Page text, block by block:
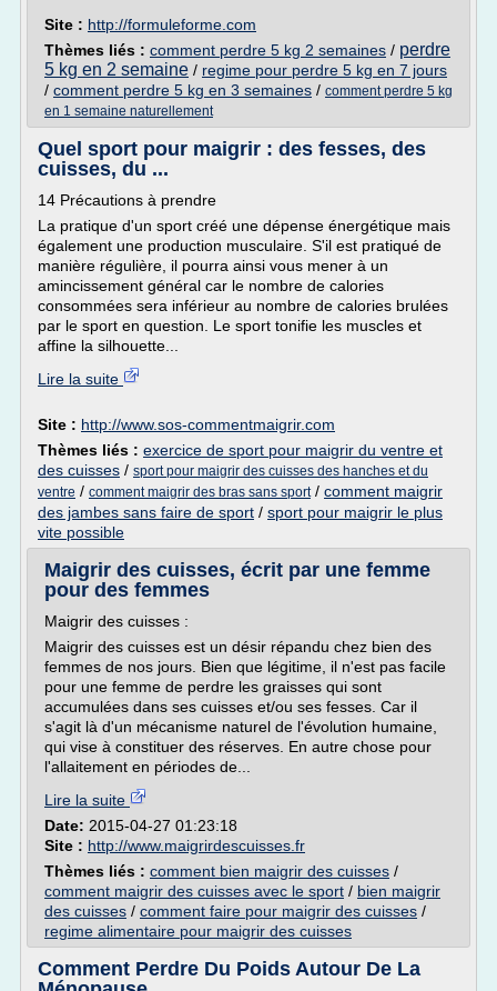
Site : http://formuleforme.com
Thèmes liés : comment perdre 5 kg 2 semaines / perdre
5 kg en 2 semaine / regime pour perdre 5 kg en 7 jours
/ comment perdre 5 kg en 3 semaines / comment perdre 5 kg
en 1 semaine naturellement
Quel sport pour maigrir : des fesses, des
cuisses, du ...
14 Précautions à prendre
La pratique d'un sport créé une dépense énergétique mais
également une production musculaire. S'il est pratiqué de
manière régulière, il pourra ainsi vous mener à un
amincissement général car le nombre de calories
consommées sera inférieur au nombre de calories brulées
par le sport en question. Le sport tonifie les muscles et
affine la silhouette...
Lire la suite
Site : http://www.sos-commentmaigrir.com
Thèmes liés : exercice de sport pour maigrir du ventre et
des cuisses / sport pour maigrir des cuisses des hanches et du
ventre / comment maigrir des bras sans sport/ comment maigrir
des jambes sans faire de sport / sport pour maigrir le plus
vite possible
Maigrir des cuisses, écrit par une femme
pour des femmes
Maigrir des cuisses :
Maigrir des cuisses est un désir répandu chez bien des
femmes de nos jours. Bien que légitime, il n'est pas facile
pour une femme de perdre les graisses qui sont
accumulées dans ses cuisses et/ou ses fesses. Car il
s'agit là d'un mécanisme naturel de l'évolution humaine,
qui vise à constituer des réserves. En autre chose pour
l'allaitement en périodes de...
Lire la suite
Date: 2015-04-27 01:23:18
Site : http://www.maigrirdescuisses.fr
Thèmes liés : comment bien maigrir des cuisses /
comment maigrir des cuisses avec le sport / bien maigrir
des cuisses / comment faire pour maigrir des cuisses /
regime alimentaire pour maigrir des cuisses
Comment Perdre Du Poids Autour De La